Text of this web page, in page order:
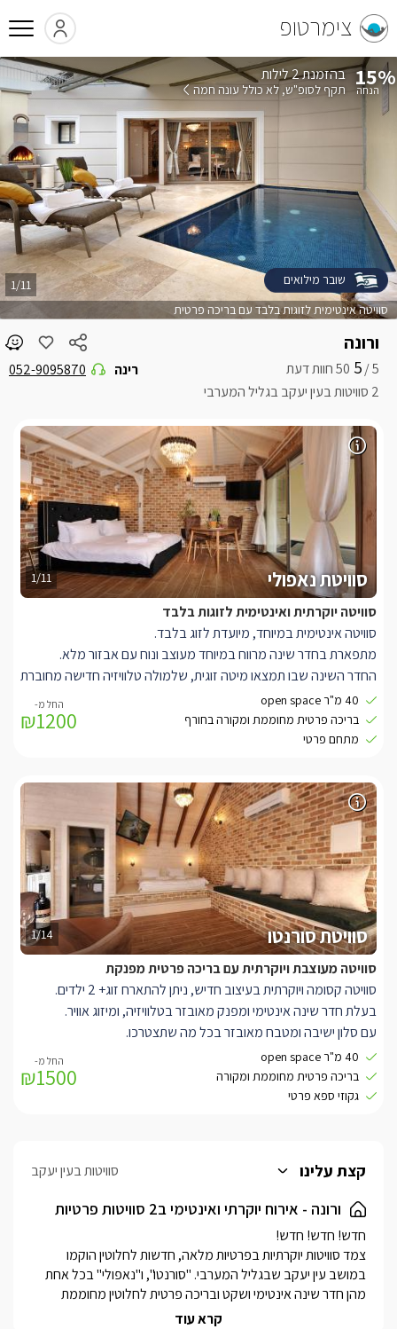
צימרטופ
ורונה
5 /
5
2 סוויטות בעין יעקב בגליל המערבי
רינה 052-9095870
סוויטה אינטימית לזוגות בלבד עם בריכה פרטית
1/11
15% בהזמנת 2 לילות
תקף לסופ"ש לא כולל עונה חמה
שובר מילואים
1/14 סוויטת סורנטו
סוויטה מעוצבת ויוקרתית עם בריכה פרטית מפנקת
סוויטה קסומה ויוקרתית בעיצוב חדיש, ניתן להתארח זוג+ 2 ילדים.
בעלת חדר שינה אינטימי ומפנק מאובזר בטלוויזיה, ומיזוג אוויר.
עם סלון ישיבה ומטבח מאובזר בכל מה שתצטרכו.
חדר רחצה פרטי מעוצב ואסתטי, עם אבזור מלא הכולל מגבות, חלוקים
ותמרוקי רחצה ריחניים.
וג'קוזי ספא חיצוני פרטי.
40 מ"ר open space
בריכה פרטית מחוממת ומקורה
גקוזי ספא פרטי
₪1500
1/11 סוויטת נאפולי
סוויטה יוקרתית ואינטימית לזוגות בלבד
סוויטה אינטימית במיוחד, מיועדת לזוג בלבד.
מתפארת בחדר שינה מרווח במיוחד מעוצב ונוח עם אבזור מלא.
החדר השינה שבו תמצאו מיטה זוגית, שלמולה טלוויזיה חדישה מחוברת
לכבלי YES ואנטרנט אלחוטי.
בנוסף, מטבח מאובזר, סלון ישיבה ואיזור חוץ מפנק ופרטי. ובו בריכת
שחייה מפנקת ואינטימית ופינת ברביקיו.
40 מ"ר open space
בריכה פרטית מחוממת ומקורה בחורף
מתחם פרטי
₪1200
קצת עלינו סוויטות בעין יעקב
ורונה - אירוח יוקרתי ואינטימי ב2 סוויטות פרטיות
קרא עוד